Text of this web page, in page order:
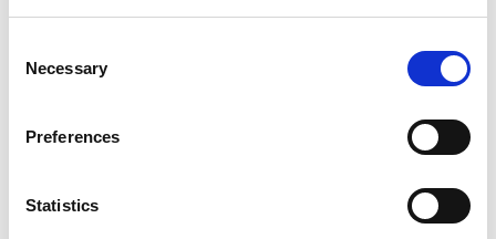
Selection
Necessary
Preferences
Statistics
www.suominen.fi